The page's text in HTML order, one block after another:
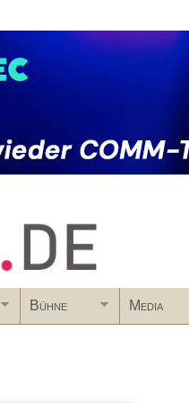
Bühne Media